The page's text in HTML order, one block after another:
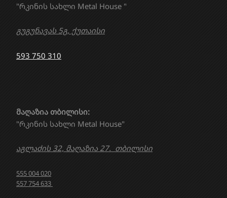
მაღაზია თბილისი:
"რკინის სახლი Metal House"
აგლაძის 32, მაღაზია 27. თბილისი
555 004 020
557 754 633
"რკინის სახლი Metal House "
გუგუნავას 5გ, ქუთაისი
593 750 310